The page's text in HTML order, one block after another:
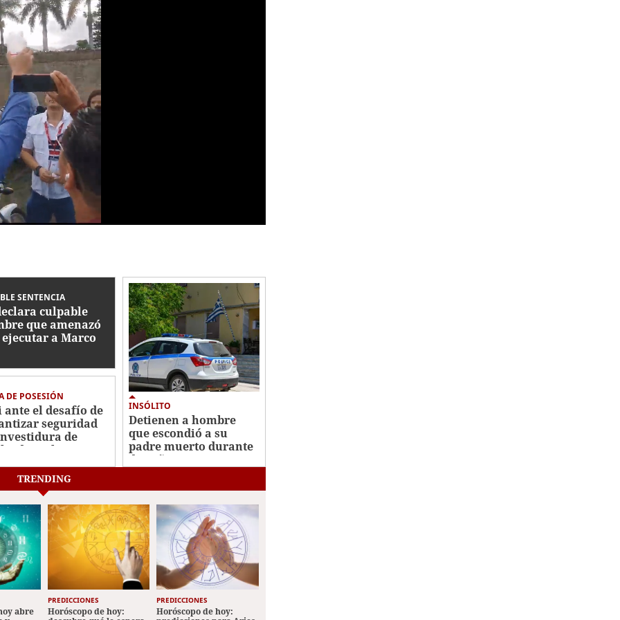
SENTENCIA
culpable
que amenazó
a Marco
y Kristi Noem
DE POSESIÓN
ante el desafío de
seguridad
de
De la
INSÓLITO
Detienen a hombre
que escondió a su
padre muerto durante
dos años en un
TRENDING
abre
PREDICCIONES
Horóscopo de hoy:
PREDICCIONES
Horóscopo de hoy: